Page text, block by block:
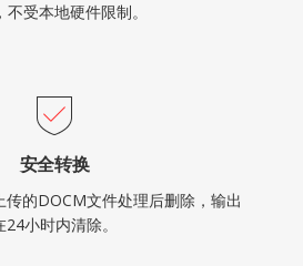
不受本地硬件限制。
安全转换
传的DOCM文件处理后删除，输出
24小时内清除。